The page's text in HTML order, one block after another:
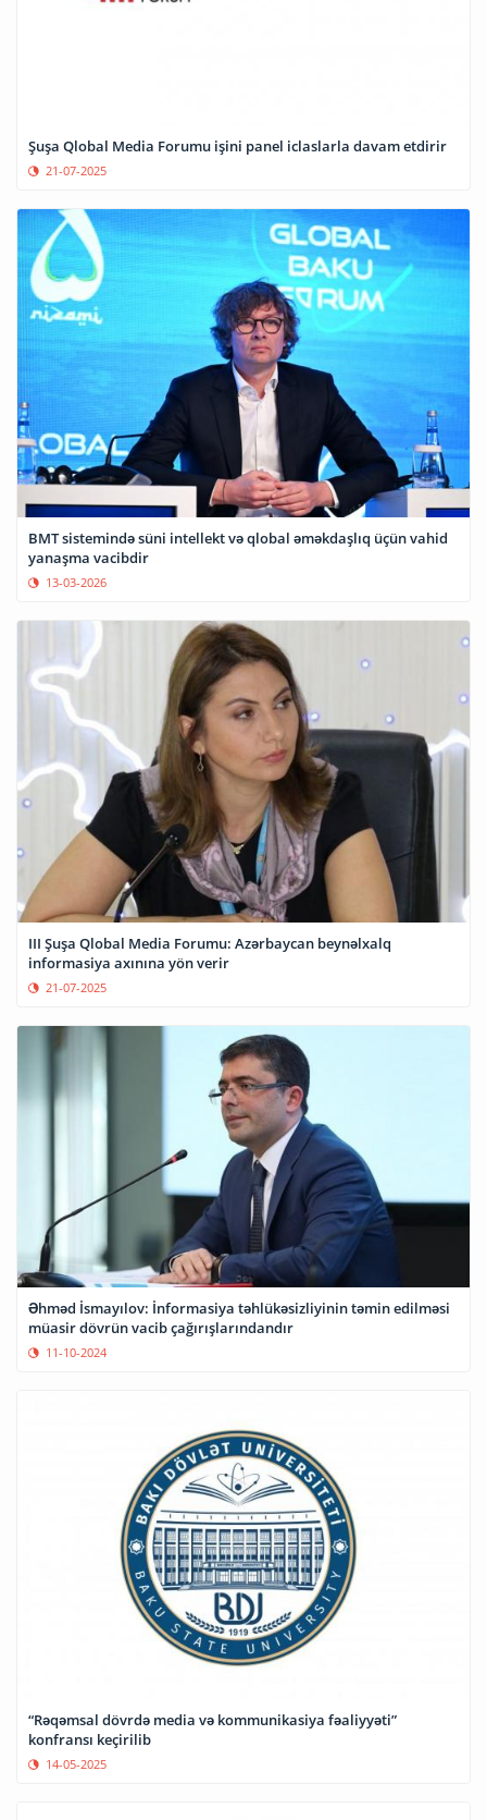
Şuşa Qlobal Media Forumu işini panel iclaslarla davam etdirir
21-07-2025
BMT sistemində süni intellekt və qlobal əməkdaşlıq üçün vahid
yanaşma vacibdir
13-03-2026
III Şuşa Qlobal Media Forumu: Azərbaycan beynəlxalq
informasiya axınına yön verir
21-07-2025
Əhməd İsmayılov: İnformasiya təhlükəsizliyinin təmin edilməsi
müasir dövrün vacib çağırışlarındandır
11-10-2024
“Rəqəmsal dövrdə media və kommunikasiya fəaliyyəti”
konfransı keçirilib
14-05-2025